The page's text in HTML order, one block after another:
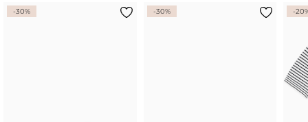
-30% -30% -